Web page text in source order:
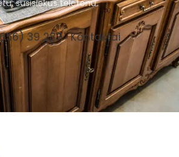
susisiekus telefonu.
39 287 Kontaktai